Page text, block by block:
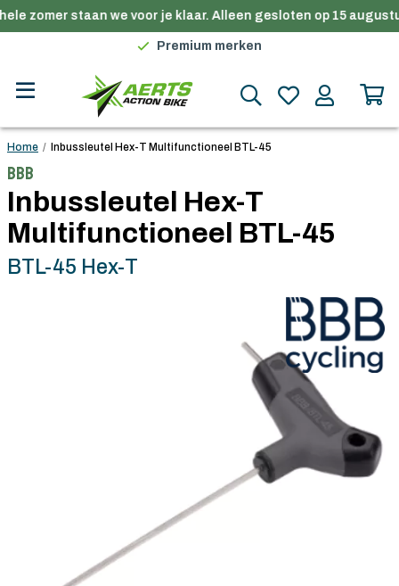
zomer staan we voor je klaar. Alleen gesloten op 15
Gratis verzending in België vanaf €100
Premium merken
Gratis verzending in België vanaf €100
Home / Inbussleutel Hex-T Multifunctioneel BTL-45
BBB
Inbussleutel Hex-T
Multifunctioneel BTL-45
BTL-45 Hex-T